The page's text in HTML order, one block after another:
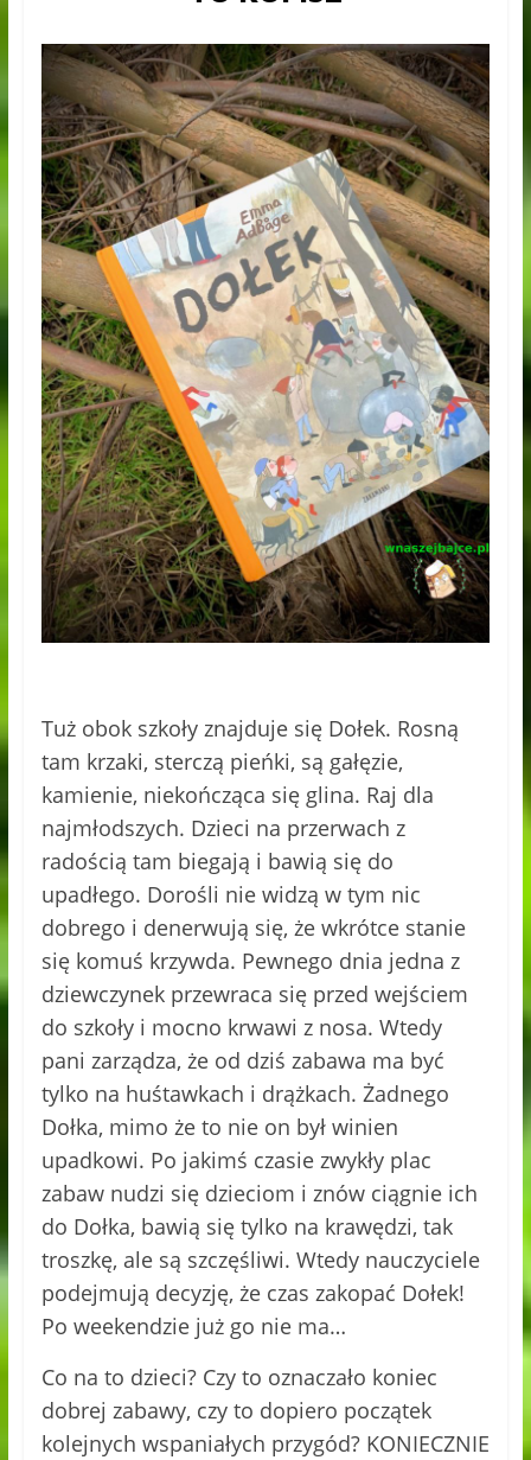
Tuż obok szkoły znajduje się Dołek. Rosną
tam krzaki, sterczą pieńki, są gałęzie,
kamienie, niekończąca się glina. Raj dla
najmłodszych. Dzieci na przerwach z
radością tam biegają i bawią się do
upadłego. Dorośli nie widzą w tym nic
dobrego i denerwują się, że wkrótce stanie
się komuś krzywda. Pewnego dnia jedna z
dziewczynek przewraca się przed wejściem
do szkoły i mocno krwawi z nosa. Wtedy
pani zarządza, że od dziś zabawa ma być
tylko na huśtawkach i drążkach. Żadnego
Dołka, mimo że to nie on był winien
upadkowi. Po jakimś czasie zwykły plac
zabaw nudzi się dzieciom i znów ciągnie ich
do Dołka, bawią się tylko na krawędzi, tak
troszkę, ale są szczęśliwi. Wtedy nauczyciele
podejmują decyzję, że czas zakopać Dołek!
Po weekendzie już go nie ma…
Co na to dzieci? Czy to oznaczało koniec
dobrej zabawy, czy to dopiero początek
kolejnych wspaniałych przygód? KONIECZNIE